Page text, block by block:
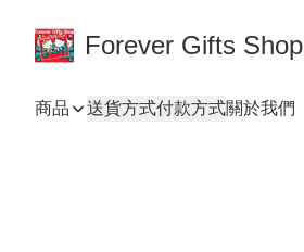
Forever Gifts Shop
商品 送貨方式付款方式關於我們